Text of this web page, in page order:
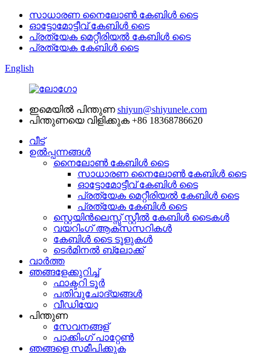
സാധാരണ നൈലോൺ കേബിൾ ടൈ
ഓട്ടോമോട്ടീവ് കേബിൾ ടൈ
പ്രത്യേക മെറ്റീരിയൽ കേബിൾ ടൈ
പ്രത്യേക കേബിൾ ടൈ
English
ഇമെയിൽ പിന്തുണ shiyun@shiyunele.com
പിന്തുണയെ വിളിക്കുക +86 18368786620
വീട്
ഉൽപ്പന്നങ്ങൾ
നൈലോൺ കേബിൾ ടൈ
സാധാരണ നൈലോൺ കേബിൾ ടൈ
ഓട്ടോമോട്ടീവ് കേബിൾ ടൈ
പ്രത്യേക മെറ്റീരിയൽ കേബിൾ ടൈ
പ്രത്യേക കേബിൾ ടൈ
സ്റ്റെയിൻലെസ്സ് സ്റ്റീൽ കേബിൾ ടൈകൾ
വയറിംഗ് ആക്സസറികൾ
കേബിൾ ടൈ ടൂളുകൾ
ടെർമിനൽ ബ്ലോക്ക്
വാർത്ത
ഞങ്ങളേക്കുറിച്ച്
ഫാക്ടറി ടൂർ
പതിവുചോദ്യങ്ങൾ
വീഡിയോ
പിന്തുണ
സേവനങ്ങള്
പാക്കിംഗ് പാറ്റേൺ
ഞങ്ങളെ സമീപിക്കുക